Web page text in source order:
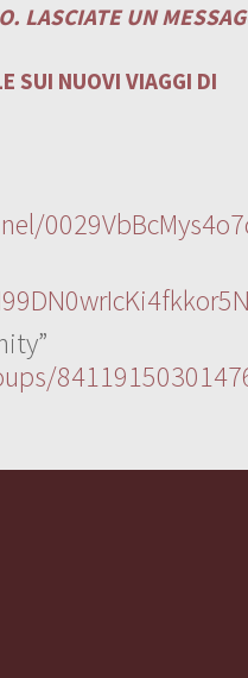
LASCIATE UN
SUI NUOVI VIAGGI DI